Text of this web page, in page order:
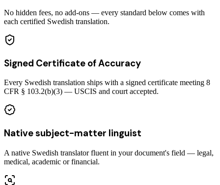
No hidden fees, no add-ons — every standard below comes with
each certified Swedish translation.
Signed Certificate of Accuracy
Every Swedish translation ships with a signed certificate meeting 8
CFR § 103.2(b)(3) — USCIS and court accepted.
Native subject-matter linguist
A native Swedish translator fluent in your document's field — legal,
medical, academic or financial.